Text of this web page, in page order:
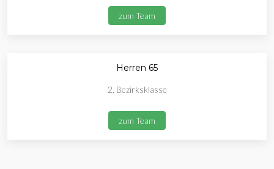
zum Team
Herren 65
2. Bezirksklasse
zum Team